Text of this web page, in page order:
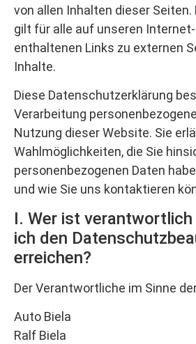
von allen Inhalten dieser Seiten.
gilt für alle auf unseren
enthaltenen Links zu externen
Inhalte.
Diese Datenschutzerklärung
Verarbeitung
Nutzung dieser Website. Sie
Wahlmöglichkeiten, die Sie
personenbezogenen Daten
und wie Sie uns kontaktieren
I. Wer ist verantwortlich
ich den
erreichen?
Der Verantwortliche im Sinne
Auto Biela
Ralf Biela